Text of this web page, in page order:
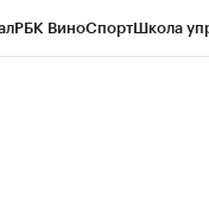
РБК ВиноСпортШкола